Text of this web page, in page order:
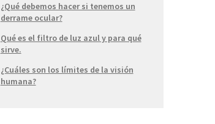
¿Qué debemos hacer si tenemos un
derrame ocular?
Qué es el filtro de luz azul y para qué
sirve.
¿Cuáles son los límites de la visión
humana?